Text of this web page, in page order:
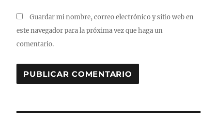
Guardar mi nombre, correo electrónico y sitio web en
este navegador para la próxima vez que haga un
comentario.